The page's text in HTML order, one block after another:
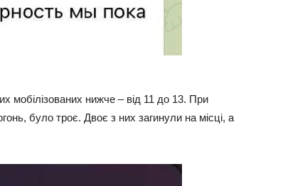
мобілізованих нижче – від 11 до 13. При
було троє. Двоє з них загинули на місці, а